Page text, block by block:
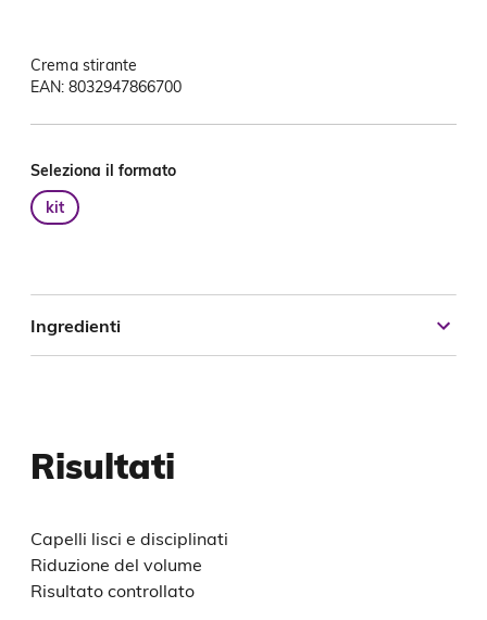
Crema stirante
EAN: 8032947866700
Seleziona il formato
kit
Ingredienti
Risultati
Capelli lisci e disciplinati
Riduzione del volume
Risultato controllato